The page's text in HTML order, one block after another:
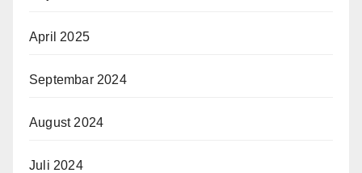
April 2025
Septembar 2024
August 2024
Juli 2024